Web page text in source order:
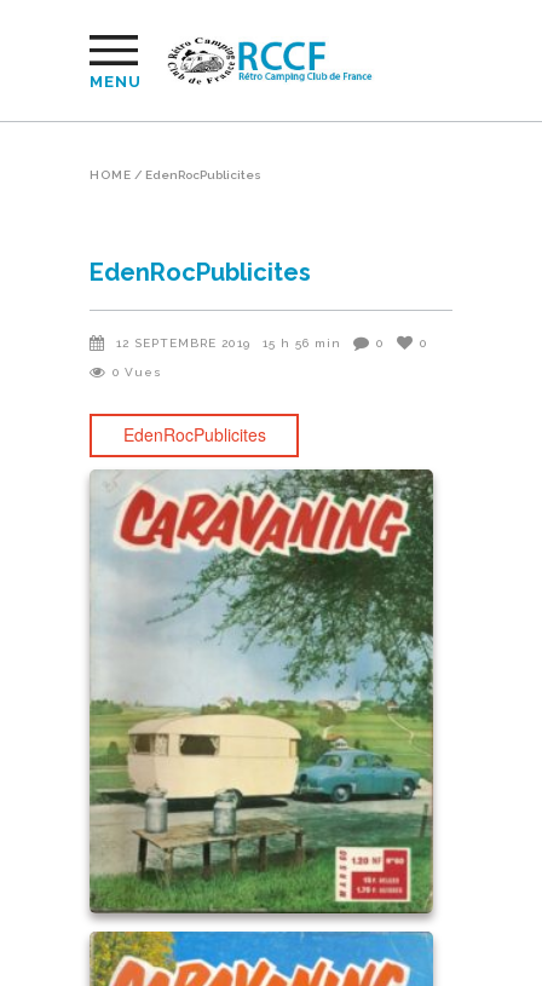
MENU
HOME / EdenRocPublicites
EdenRocPublicites
12 SEPTEMBRE 2019 15 h 56 min 0 0
0 Vues
EdenRocPublicites